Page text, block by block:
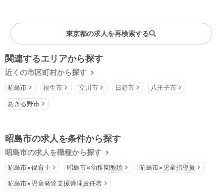
東京都の求人を再検索する
関連するエリアから探す
近くの市区町村から探す
昭島市 福生市 立川市 日野市 八王子市
あきる野市
昭島市の求人を条件から探す
昭島市の求人を職種から探す
昭島市×保育士 昭島市×幼稚園教諭 昭島市×児童指導員
昭島市×児童発達支援管理責任者